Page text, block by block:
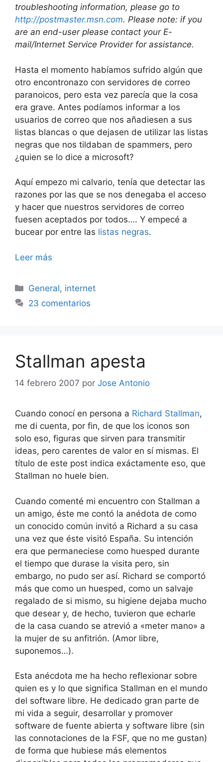
troubleshooting information, please go to
http://postmaster.msn.com. Please note: if you
are an end-user please contact your E-
mail/Internet Service Provider for assistance.
Hasta el momento habíamos sufrido algún que
otro encontronazo con servidores de correo
paranoicos, pero esta vez parecía que la cosa
era grave. Antes podíamos informar a los
usuarios de correo que nos añadiesen a sus
listas blancas o que dejasen de utilizar las listas
negras que nos tildaban de spammers, pero
¿quien se lo dice a microsoft?
Aquí empezo mi calvario, tenía que detectar las
razones por las que se nos denegaba el acceso
y hacer que nuestros servidores de correo
fuesen aceptados por todos…. Y empecé a
bucear por entre las listas negras.
Leer más
Categorías
General, internet
23 comentarios
Stallman apesta
14 febrero 2007 por Jose Antonio
Cuando conocí en persona a Richard Stallman,
me di cuenta, por fin, de que los iconos son
solo eso, figuras que sirven para transmitir
ideas, pero carentes de valor en sí mismas. El
título de este post indica exáctamente eso, que
Stallman no huele bien.
Cuando comenté mi encuentro con Stallman a
un amigo, éste me contó la anédota de como
un conocido común invitó a Richard a su casa
una vez que éste visitó España. Su intención
era que permaneciese como huesped durante
el tiempo que durase la visita pero, sin
embargo, no pudo ser así. Richard se comportó
más que como un huesped, como un salvaje
regalado de si mismo, su higiene dejaba mucho
que desear y, de hecho, tuvieron que echarle
de la casa cuando se atrevió a «meter mano» a
la mujer de su anfitrión. (Amor libre,
suponemos…).
Esta anécdota me ha hecho reflexionar sobre
quien es y lo que significa Stallman en el mundo
del software libre. He dedicado gran parte de
mi vida a seguir, desarrollar y promover
software de fuente abierta y software libre (sin
las connotaciones de la FSF, que no me gustan)
de forma que hubiese más elementos